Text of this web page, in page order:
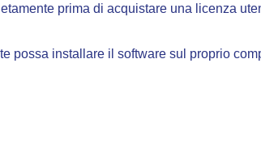
prima di acquistare una licenza
possa installare il software sul proprio